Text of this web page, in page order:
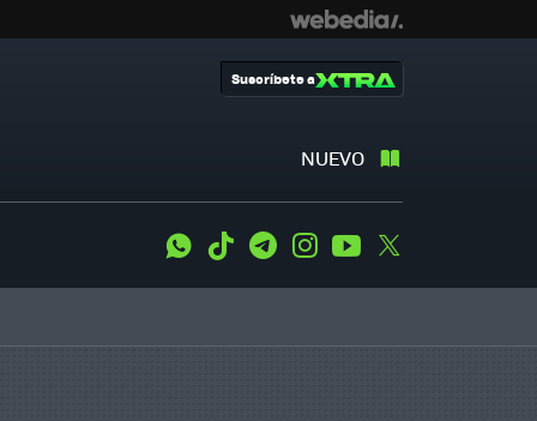
NUEVO
Suscríbete a
WhatsApp
Tiktok TelegramInstagramYoutube